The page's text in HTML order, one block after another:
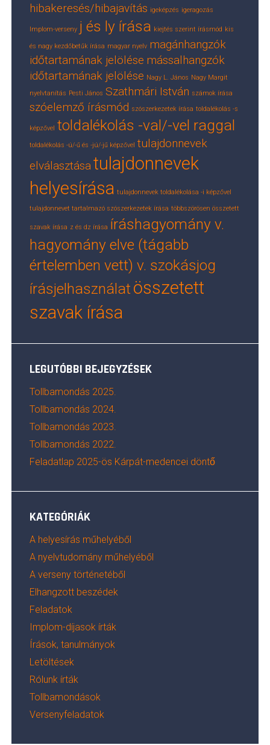
hibakeresés/hibajavítás igeképzés igeragozás
Implom-verseny j és ly írása kiejtés szerint írásmód kis
és nagy kezdőbetűk írása magyar nyelv magánhangzók
időtartamának jelölése mássalhangzók
időtartamának jelölése Nagy L. János Nagy Margit
nyelvtanítás Pesti János Szathmári István számok írása
szóelemző írásmód szószerkezetek írása toldalékolás -s
képzővel toldalékolás -val/-vel raggal
toldalékolás -ú/-ű és -jú/-jű képzővel tulajdonnevek
elválasztásatulajdonnevek
helyesírása tulajdonnevek toldalékolása -i képzővel
tulajdonnevet tartalmazó szószerkezetek írása többszörösen összetett
szavak írása z és dz írása íráshagyomány v.
hagyomány elve (tágabb
értelemben vett) v. szokásjog
írásjelhasználatösszetett
szavak írása
LEGUTÓBBI BEJEGYZÉSEK
Tollbamondás 2025.
Tollbamondás 2024.
Tollbamondás 2023.
Tollbamondás 2022.
Feladatlap 2025-ös Kárpát-medencei döntő
KATEGÓRIÁK
A helyesírás műhelyéből
A nyelvtudomány műhelyéből
A verseny történetéből
Elhangzott beszédek
Feladatok
Implom-díjasok írták
Írások, tanulmányok
Letöltések
Rólunk írták
Tollbamondások
Versenyfeladatok